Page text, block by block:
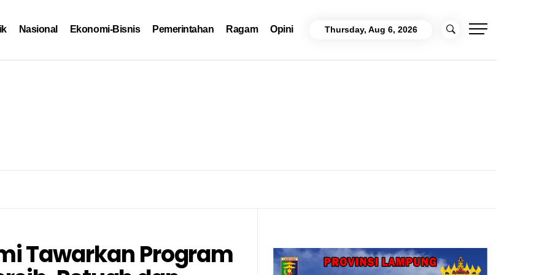
Nasional Ekonomi-Bisnis Pemerintahan Ragam Opini Thursday, Aug 6, 2026
Tawarkan Program